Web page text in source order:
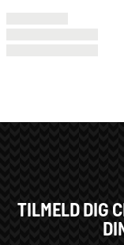
TILMELD DIG